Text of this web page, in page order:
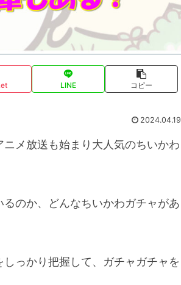
LINE コピー
2024.04.19
メ放送も始まり大人気のちいかわ
のか、どんなちいかわガチャがあ
っかり把握して、ガチャガチャを